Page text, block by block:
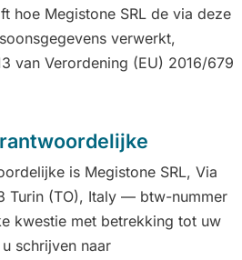
hoe Megistone SRL de via deze
verwerkt,
van Verordening (EU) 2016/679
is Megistone SRL, Via
Turin (TO), Italy — btw-nummer
kwestie met betrekking tot uw
schrijven naar